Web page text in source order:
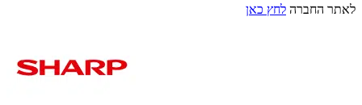
לאתר החברה לחץ כאן